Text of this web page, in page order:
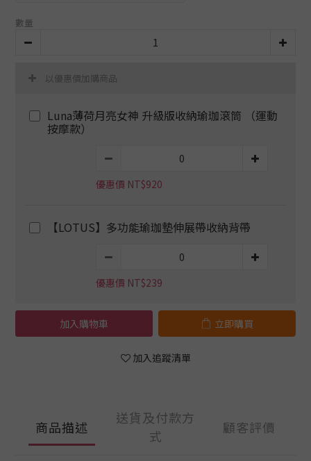
數量
以優惠價加購商品
Luna薄荷月亮女神 升級版收納瑜珈滾筒 （運動
按摩款）
優惠價 NT$920
【LOTUS】多功能瑜珈墊伸展帶收納背帶
優惠價 NT$239
加入購物車 立即購買
加入追蹤清單
商品描述
送貨及付款方
式
顧客評價